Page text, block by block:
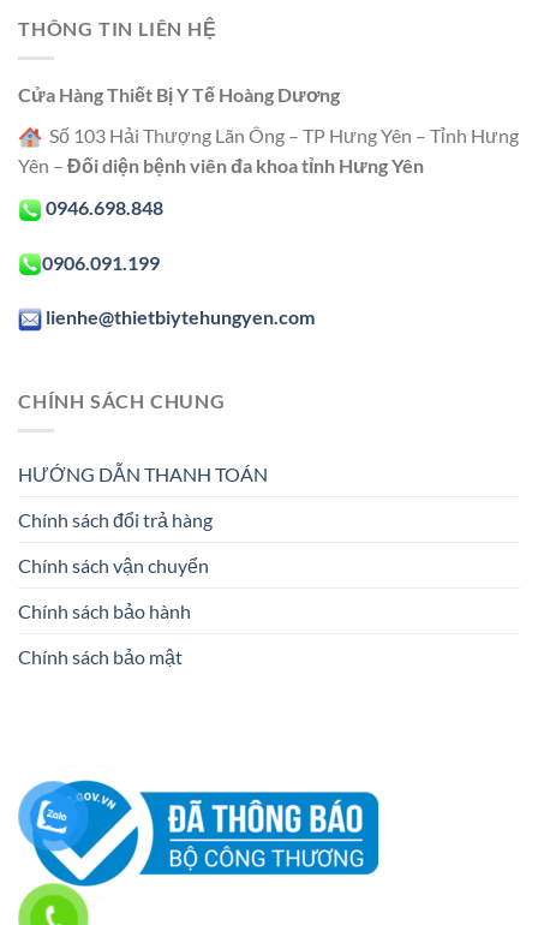
THÔNG TIN LIÊN HỆ
Cửa Hàng Thiết Bị Y Tế Hoàng Dương
Số 103 Hải Thượng Lãn Ông – TP Hưng Yên – Tỉnh Hưng
Yên – Đối diện bệnh viên đa khoa tỉnh Hưng Yên
0946.698.848
0906.091.199
lienhe@thietbiytehungyen.com
CHÍNH SÁCH CHUNG
HƯỚNG DẪN THANH TOÁN
Chính sách đổi trả hàng
Chính sách vận chuyển
Chính sách bảo hành
Chính sách bảo mật